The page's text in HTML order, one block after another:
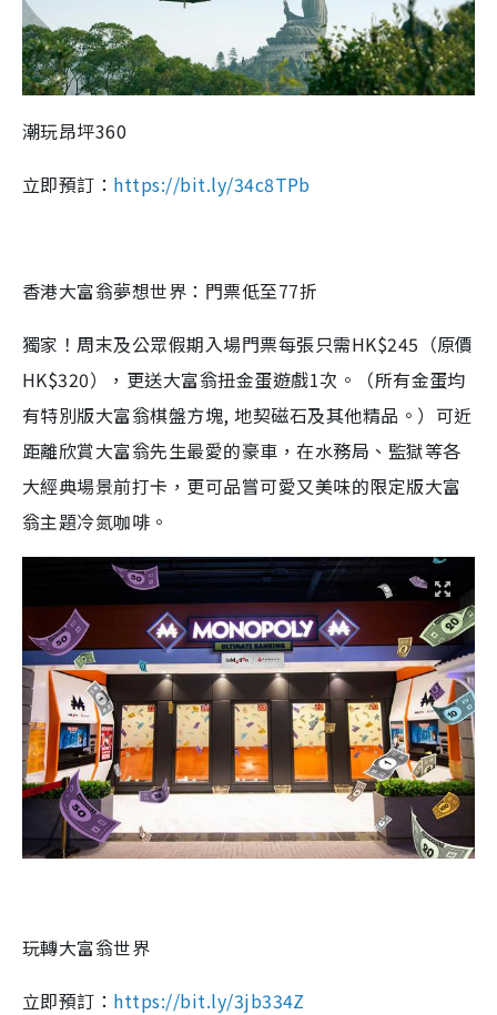
潮玩昂坪360
立即預訂： https://bit.ly/34c8TPb
香港大富翁夢想世界：門票低至77折
獨家！周末及公眾假期入場門票每張只需HK$245（原價
HK$320），更送大富翁扭金蛋遊戲1次。（所有金蛋均
有特別版大富翁棋盤方塊, 地契磁石及其他精品。）可近
距離欣賞大富翁先生最愛的豪車，在水務局、監獄等各
大經典場景前打卡，更可品嘗可愛又美味的限定版大富
翁主題冷氮咖啡。
玩轉大富翁世界
立即預訂： https://bit.ly/3jb334Z